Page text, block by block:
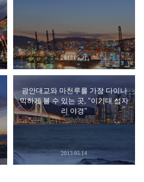
2013.05.21
광안대교와 마천루를 가장 다이나
믹하게 볼 수 있는 곳, "이기대 섭자
리 야경"
2013.05.14